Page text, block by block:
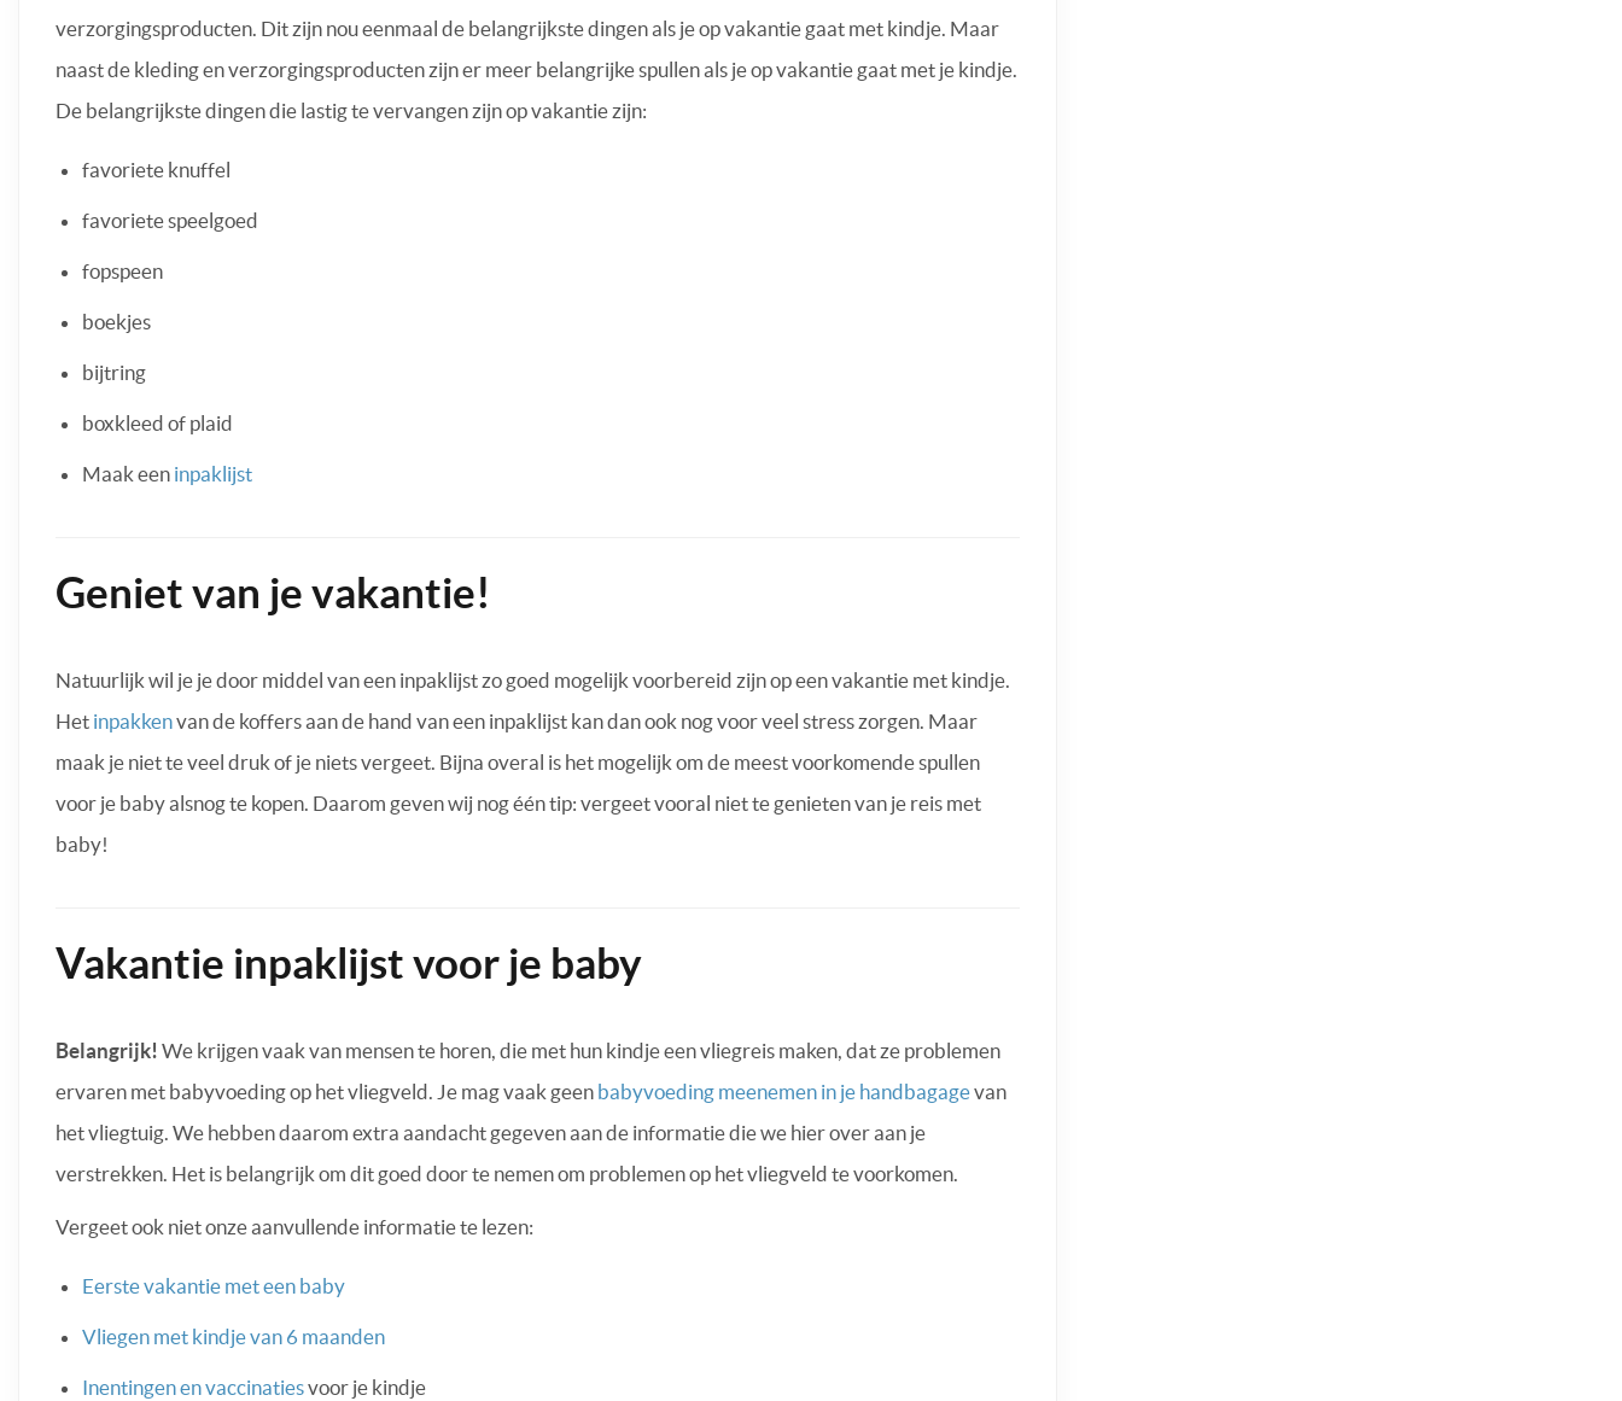
verzorgingsproducten. Dit zijn nou eenmaal de belangrijkste dingen als je op vakantie gaat met kindje. Maar
naast de kleding en verzorgingsproducten zijn er meer belangrijke spullen als je op vakantie gaat met je kindje.
De belangrijkste dingen die lastig te vervangen zijn op vakantie zijn:
favoriete knuffel
favoriete speelgoed
fopspeen
boekjes
bijtring
boxkleed of plaid
Maak een inpaklijst
Geniet van je vakantie!
Natuurlijk wil je je door middel van een inpaklijst zo goed mogelijk voorbereid zijn op een vakantie met kindje.
Het inpakkenvan de koffers aan de hand van een inpaklijst kan dan ook nog voor veel stress zorgen. Maar
maak je niet te veel druk of je niets vergeet. Bijna overal is het mogelijk om de meest voorkomende spullen
voor je baby alsnog te kopen. Daarom geven wij nog één tip: vergeet vooral niet te genieten van je reis met
baby!
Vakantie inpaklijst voor je baby
Belangrijk! We krijgen vaak van mensen te horen, die met hun kindje een vliegreis maken, dat ze problemen
ervaren met babyvoeding op het vliegveld. Je mag vaak geen babyvoeding meenemen in je handbagagevan
het vliegtuig. We hebben daarom extra aandacht gegeven aan de informatie die we hier over aan je
verstrekken. Het is belangrijk om dit goed door te nemen om problemen op het vliegveld te voorkomen.
Vergeet ook niet onze aanvullende informatie te lezen:
Eerste vakantie met een baby
Vliegen met kindje van 6 maanden
Inentingen en vaccinatiesvoor je kindje